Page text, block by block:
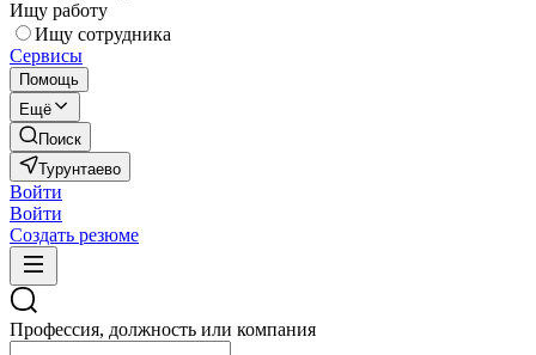
Ищу работу
Ищу сотрудника
Сервисы
Помощь
Ещё
Поиск
Турунтаево
Войти
Войти
Создать резюме
Профессия, должность или компания